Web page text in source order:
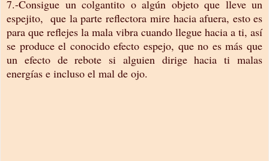
7.-Consigue un colgantito o algún objeto que lleve un
espejito, que la parte reflectora mire hacia afuera, esto es
para que reflejes la mala vibra cuando llegue hacia a ti, así
se produce el conocido efecto espejo, que no es más que
un efecto de rebote si alguien dirige hacia ti malas
energías e incluso el mal de ojo.